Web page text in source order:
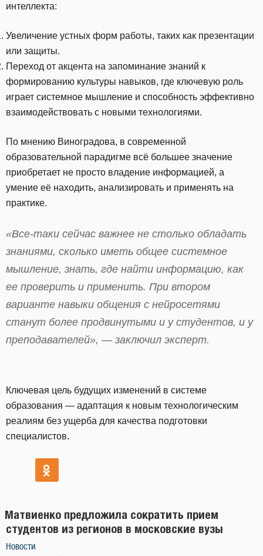
интеллекта:
Увеличение устных форм работы, таких как презентации
или защиты.
Переход от акцента на запоминание знаний к
формированию культуры навыков, где ключевую роль
играет системное мышление и способность эффективно
взаимодействовать с новыми технологиями.
По мнению Виноградова, в современной
образовательной парадигме всё большее значение
приобретает не просто владение информацией, а
умение её находить, анализировать и применять на
практике.
«Все-таки сейчас важнее не столько обладать
знаниями, сколько иметь общее системное
мышление, знать, где найти информацию, как
ее проверить и применить. При втором
варианте навыки общения с нейросетями
станут более продвинутыми и у студентов, и у
преподавателей», — заключил эксперт.
Ключевая цель будущих изменений в системе
образования — адаптация к новым технологическим
реалиям без ущерба для качества подготовки
специалистов.
Матвиенко предложила сократить прием
студентов из регионов в московские вузы
Новости